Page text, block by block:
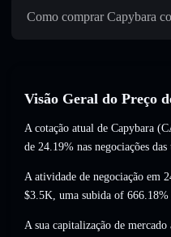
Como comprar Capybara
Visão Geral do Preço
A cotação atual de Capybara
de 24.19% nas negociações
A atividade de negociação em
$3.5K, uma subida of 666.18%
A sua capitalização de